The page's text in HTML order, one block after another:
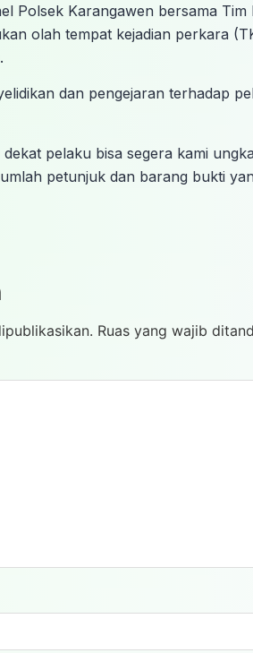
Polsek Karangawen bersama
olah tempat kejadian perkara
dan pengejaran terhadap
pelaku bisa segera kami
petunjuk dan barang bukti
Ruas yang wajib